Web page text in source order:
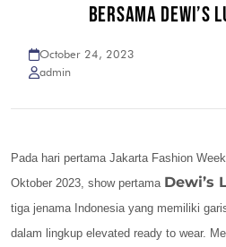
BERSAMA DEWI’S
October 24, 2023
admin
Pada hari pertama Jakarta Fashion
Oktober 2023, show pertama Dewi’s
tiga jenama Indonesia yang memiliki
dalam lingkup elevated ready to wear.